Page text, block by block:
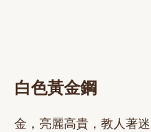
白色黃金鋼
金，亮麗高貴，教人著